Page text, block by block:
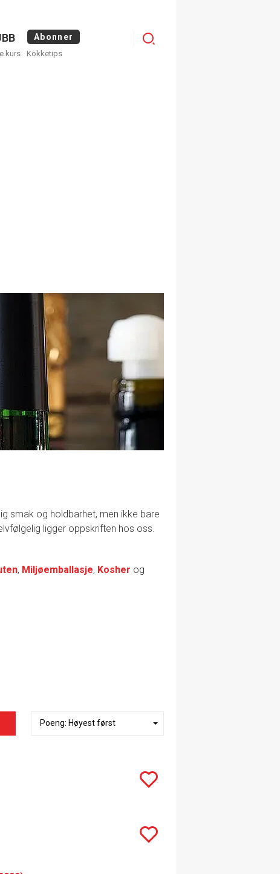
Abonner
kurs Kokketips
Logg
smak og holdbarhet, men ikke bare
ligger oppskriften hos oss.
, Miljøemballasje, Kosher og